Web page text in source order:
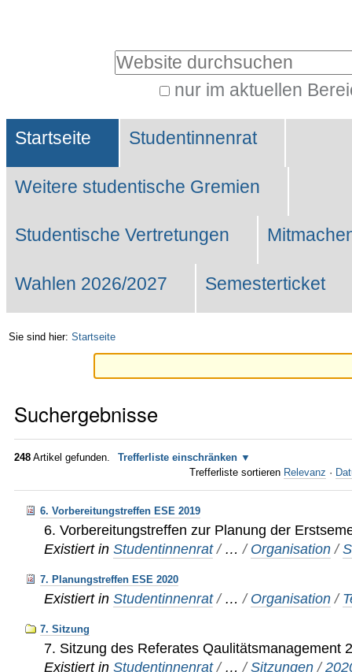
Website durchsuchen
nur im aktuellen
Suche…
Sektionen
Startseite Studentinnenrat
Weitere studentische Gremien
Studentische Vertretungen
Wahlen 2026/2027 Semesterticket
Sie sind hier: Startseite
Suchergebnisse
248 Artikel gefunden.
Trefferliste einschränken
Trefferliste sortieren Relevanz ·
6. Vorbereitungstreffen ESE 2019
6. Vorbereitungstreffen zur Planung der
Existiert in Studentinnenrat / …/ Organisation /
7. Planungstreffen ESE 2020
Existiert in Studentinnenrat / …/ Organisation /
7. Sitzung
7. Sitzung des Referates Qaulitätsmanagement
Existiert in Studentinnenrat / …/Sitzungen /